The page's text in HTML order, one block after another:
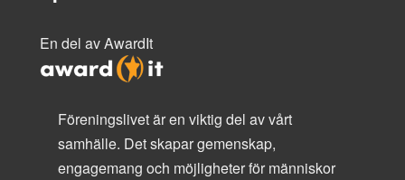
En del av AwardIt
Föreningslivet är en viktig del av vårt
samhälle. Det skapar gemenskap,
engagemang och möjligheter för människor